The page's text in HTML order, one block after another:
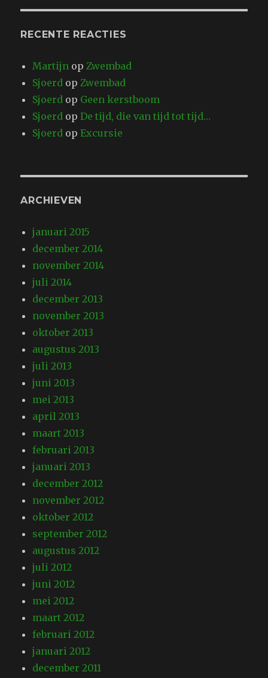
RECENTE REACTIES
Martijn opZwembad
Sjoerd opZwembad
Sjoerd op Geen kerstboom
Sjoerd opDe tijd, die van tijd tot tijd…
Sjoerd opExcursie
ARCHIEVEN
januari 2015
december 2014
november 2014
juli 2014
december 2013
november 2013
oktober 2013
augustus 2013
juli 2013
juni 2013
mei 2013
april 2013
maart 2013
februari 2013
januari 2013
december 2012
november 2012
oktober 2012
september 2012
augustus 2012
juli 2012
juni 2012
mei 2012
maart 2012
februari 2012
januari 2012
december 2011